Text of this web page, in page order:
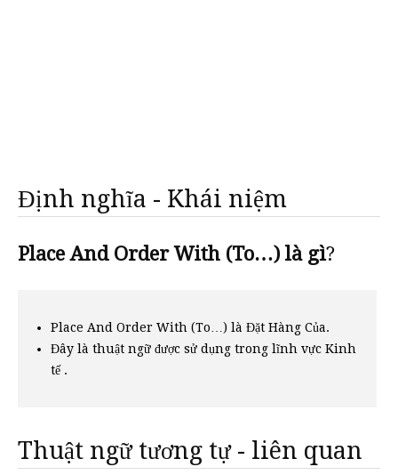
Định nghĩa - Khái niệm
Place And Order With (To…) là gì?
Place And Order With (To…) là Đặt Hàng Của.
Đây là thuật ngữ được sử dụng trong lĩnh vực Kinh
tế .
Thuật ngữ tương tự - liên quan